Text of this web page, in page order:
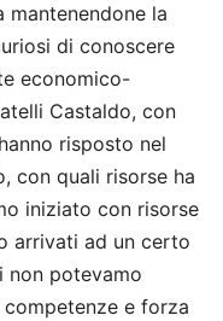
la
di conoscere
economico-
Castaldo, con
risposto nel
con quali risorse ha
iniziato con risorse
arrivati ad un certo
non potevamo
e forza